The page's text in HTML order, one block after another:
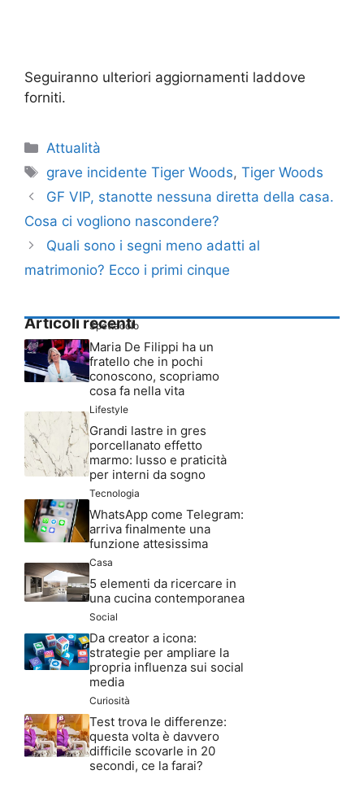
Seguiranno ulteriori aggiornamenti laddove
forniti.
Categorie
Attualità
Tag
grave incidente Tiger Woods,Tiger Woods
GF VIP, stanotte nessuna diretta della casa.
Cosa ci vogliono nascondere?
Quali sono i segni meno adatti al
matrimonio? Ecco i primi cinque
Articoli recenti
Spettacolo
Maria De Filippi ha un
fratello che in pochi
conoscono, scopriamo
cosa fa nella vita
Lifestyle
Grandi lastre in gres
porcellanato effetto
marmo: lusso e praticità
per interni da sogno
Tecnologia
WhatsApp come Telegram:
arriva finalmente una
funzione attesissima
Casa
5 elementi da ricercare in
una cucina contemporanea
Social
Da creator a icona:
strategie per ampliare la
propria influenza sui social
media
Curiosità
Test trova le differenze:
questa volta è davvero
difficile scovarle in 20
secondi, ce la farai?